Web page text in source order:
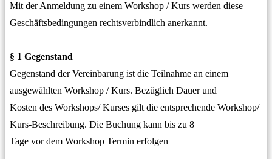
Mit der Anmeldung zu einem Workshop / Kurs werden diese
Geschäftsbedingungen rechtsverbindlich anerkannt.
§ 1 Gegenstand
Gegenstand der Vereinbarung ist die Teilnahme an einem
ausgewählten Workshop / Kurs. Bezüglich Dauer und
Kosten des Workshops/ Kurses gilt die entsprechende Workshop/
Kurs-Beschreibung. Die Buchung kann bis zu 8
Tage vor dem Workshop Termin erfolgen